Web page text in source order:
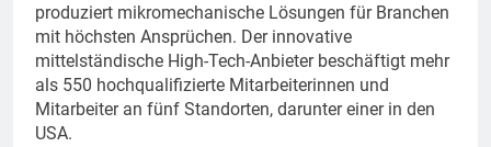
produziert mikromechanische Lösungen für Branchen
mit höchsten Ansprüchen. Der innovative
mittelständische High-Tech-Anbieter beschäftigt mehr
als 550 hochqualifizierte Mitarbeiterinnen und
Mitarbeiter an fünf Standorten, darunter einer in den
USA.